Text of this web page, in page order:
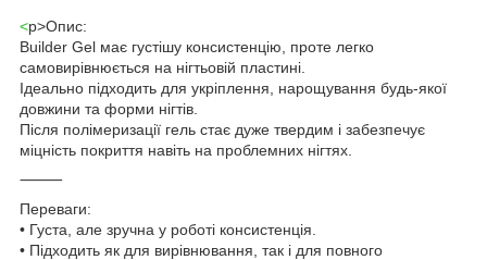
<p>Опис:
Builder Gel має густішу консистенцію, проте легко
самовирівнюється на нігтьовій пластині.
Ідеально підходить для укріплення, нарощування будь-якої
довжини та форми нігтів.
Після полімеризації гель стає дуже твердим і забезпечує
міцність покриття навіть на проблемних нігтях.
⸻
Переваги:
• Густа, але зручна у роботі консистенція.
• Підходить як для вирівнювання, так і для повного